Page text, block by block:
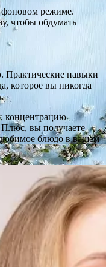
фоновом режиме.
чтобы обдумать
Практические навыки
которое вы никогда
концентрацию
Плюс, вы получаете
блюдо в вашем